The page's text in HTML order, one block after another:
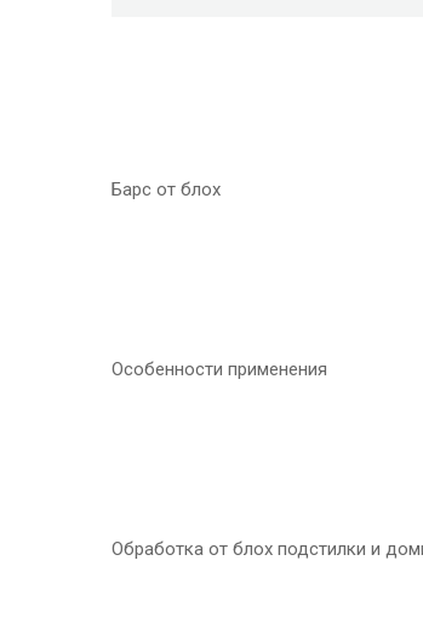
Барс от блох
Особенности применения
Обработка от блох подстилки и